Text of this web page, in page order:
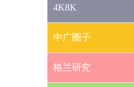
4K8K
中广圈子
格兰研究